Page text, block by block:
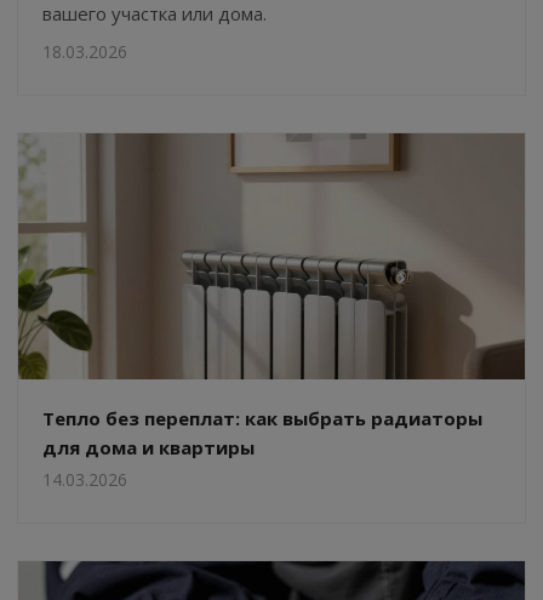
вашего участка или дома.
18.03.2026
Тепло без переплат: как выбрать радиаторы
для дома и квартиры
14.03.2026